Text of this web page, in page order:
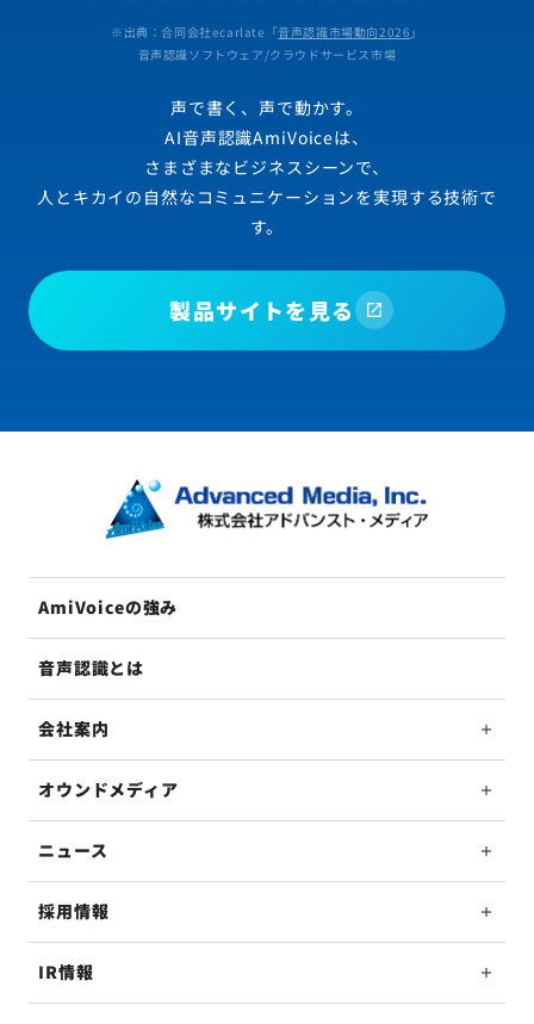
※出典：合同会社ecarlate「音声認識市場動向2026 」
音声認識ソフトウェア/クラウドサービス市場
声で書く、声で動かす。
AI音声認識AmiVoiceは、
さまざまなビジネスシーンで、
人とキカイの自然なコミュニケーションを実現する技術で
す。
製品サイトを見る
AmiVoiceの強み
音声認識とは
会社案内
オウンドメディア
ニュース
採用情報
IR情報